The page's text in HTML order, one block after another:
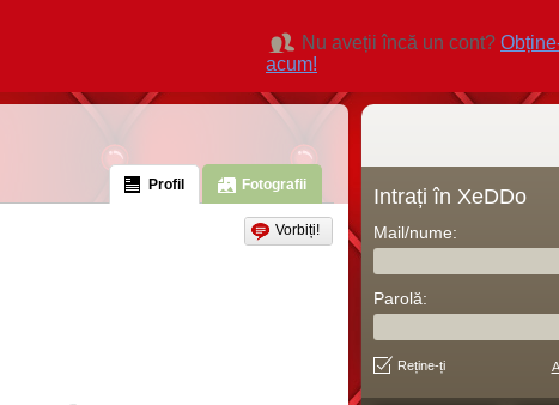
Nu aveții încă un cont?
acum!
Profil Fotografii
Vorbiți!
Intrați în XeDDo
Mail/nume:
Parolă:
Reține-ți